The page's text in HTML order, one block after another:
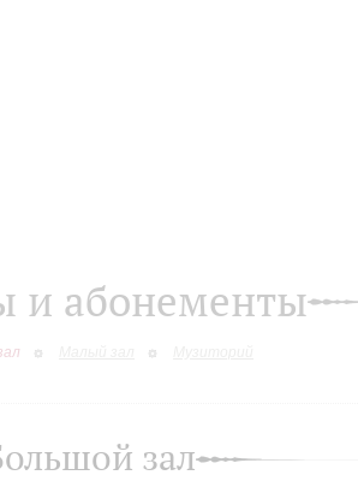
и абонементы
зал